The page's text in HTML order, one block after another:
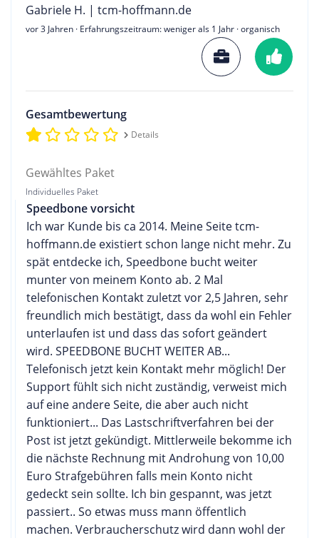
Gabriele H. | tcm-hoffmann.de
vor 3 Jahren · Erfahrungszeitraum: weniger als 1 Jahr · organisch
Gesamtbewertung
Details
Gewähltes Paket
Individuelles Paket
Speedbone vorsicht
Ich war Kunde bis ca 2014. Meine Seite tcm-
hoffmann.de existiert schon lange nicht mehr. Zu
spät entdecke ich, Speedbone bucht weiter
munter von meinem Konto ab. 2 Mal
telefonischen Kontakt zuletzt vor 2,5 Jahren, sehr
freundlich mich bestätigt, dass da wohl ein Fehler
unterlaufen ist und dass das sofort geändert
wird. SPEEDBONE BUCHT WEITER AB...
Telefonisch jetzt kein Kontakt mehr möglich! Der
Support fühlt sich nicht zuständig, verweist mich
auf eine andere Seite, die aber auch nicht
funktioniert... Das Lastschriftverfahren bei der
Post ist jetzt gekündigt. Mittlerweile bekomme ich
die nächste Rechnung mit Androhung von 10,00
Euro Strafgebühren falls mein Konto nicht
gedeckt sein sollte. Ich bin gespannt, was jetzt
passiert.. So etwas muss mann öffentlich
machen. Verbraucherschutz wird dann wohl der